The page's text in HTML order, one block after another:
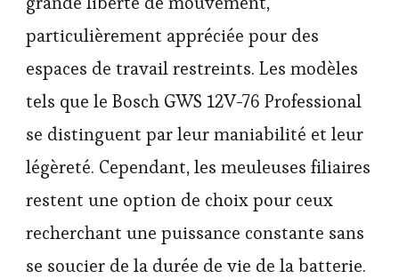
particulièrement appréciée pour des
espaces de travail restreints. Les modèles
tels que le Bosch GWS 12V-76 Professional
se distinguent par leur maniabilité et leur
légèreté. Cependant, les meuleuses filiaires
restent une option de choix pour ceux
recherchant une puissance constante sans
se soucier de la durée de vie de la batterie.